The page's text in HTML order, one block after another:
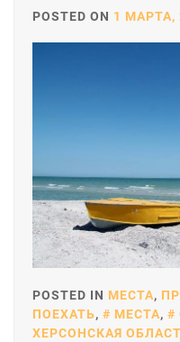
POSTED ON 1 МАРТА,
POSTED IN МЕСТА,
ПОЕХАТЬ, МЕСТА,
ХЕРСОНСКАЯ